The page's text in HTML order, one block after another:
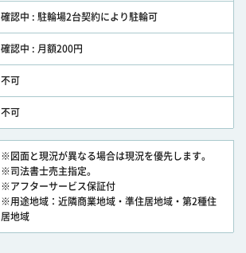
確認中 : 駐輪場2台契約により駐輪可
確認中 : 月額200円
不可
不可
※図面と現況が異なる場合は現況を優先します。
※司法書士売主指定。
※アフターサービス保証付
※用途地域：近隣商業地域・準住居地域・第2種住
居地域